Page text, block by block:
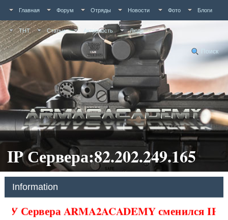
Главная Форум Отряды Новости Фото Блоги
ТНТ Статьи Активность Люди
Поиск
IP Сервера:82.202.249.165
Information
У Сервера ARMA2ACADEMY сменился IP